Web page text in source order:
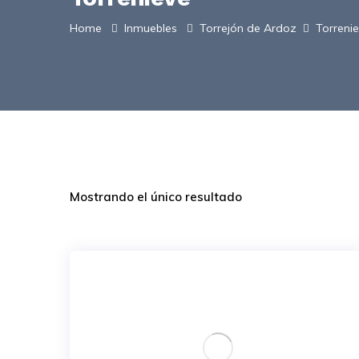
Home Inmuebles Torrejón de Ardoz
Mostrando el único resultado